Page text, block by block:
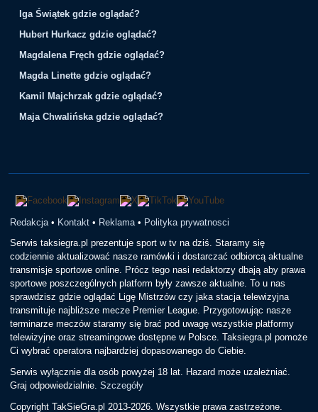
Iga Świątek gdzie oglądać?
Hubert Hurkacz gdzie oglądać?
Magdalena Fręch gdzie oglądać?
Magda Linette gdzie oglądać?
Kamil Majchrzak gdzie oglądać?
Maja Chwalińska gdzie oglądać?
Redakcja • Kontakt • Reklama • Polityka prywatnosci
Serwis taksiegra.pl prezentuje sport w tv na dziś. Staramy się
codziennie aktualizować nasze ramówki i dostarczać odbiorcą aktualne
transmisje sportowe online. Prócz tego nasi redaktorzy dbają aby prawa
sportowe poszczególnych platform były zawsze aktualne. To u nas
sprawdzisz gdzie oglądać Ligę Mistrzów czy jaka stacja telewizyjna
transmituje najbliższe mecze Premier League. Przygotowując nasze
terminarze meczów staramy się brać pod uwagę wszystkie platformy
telewizyjne oraz streamingowe dostępne w Polsce. Taksiegra.pl pomoże
Ci wybrać operatora najbardziej dopasowanego do Ciebie.
Serwis wyłącznie dla osób powyżej 18 lat. Hazard może uzależniać.
Graj odpowiedzialnie.Szczegóły
Copyright TakSieGra.pl 2013-2026. Wszystkie prawa zastrzeżone.